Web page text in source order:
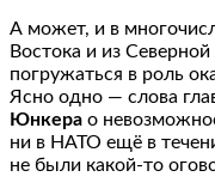
А может, и в
Востока и из
погружаться в роль
Ясно одно — слова
Юнкера о
ни в НАТО ещё в
не были какой-то